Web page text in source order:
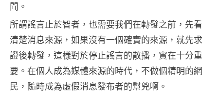
聞。
所謂謠言止於智者，也需要我們在轉發之前，先看
清楚消息來源，如果沒有一個確實的來源，就先求
證後轉發，這樣對於停止謠言的散播，實在十分重
要。在個人成為媒體來源的時代，不做個精明的網
民，隨時成為虛假消息發布者的幫兇啊。